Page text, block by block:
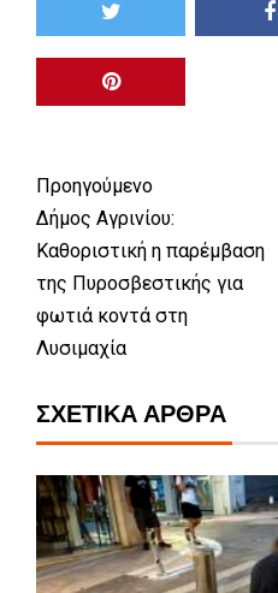
Προηγούμενο
Δήμος Αγρινίου:
Καθοριστική η παρέμβαση
της Πυροσβεστικής για
φωτιά κοντά στη
Λυσιμαχία
ΣΧΕΤΙΚΆ ΆΡΘΡΑ